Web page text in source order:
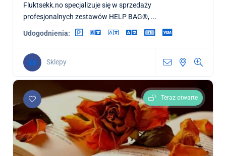
Fluktsekk.no specjalizuje się w sprzedaży
profesjonalnych zestawów HELP BAG®, ...
Udogodnienia:
Sklepy
Teraz otwarte